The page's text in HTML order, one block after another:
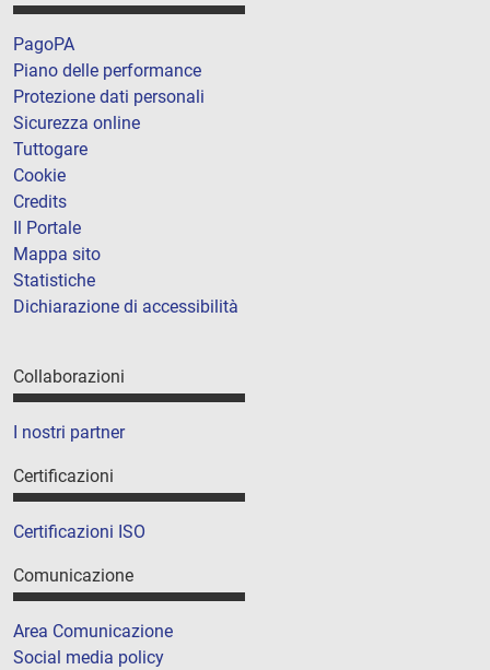
PagoPA
Piano delle performance
Protezione dati personali
Sicurezza online
Tuttogare
Cookie
Credits
Il Portale
Mappa sito
Statistiche
Dichiarazione di accessibilità
Collaborazioni
I nostri partner
Certificazioni
Certificazioni ISO
Comunicazione
Area Comunicazione
Social media policy